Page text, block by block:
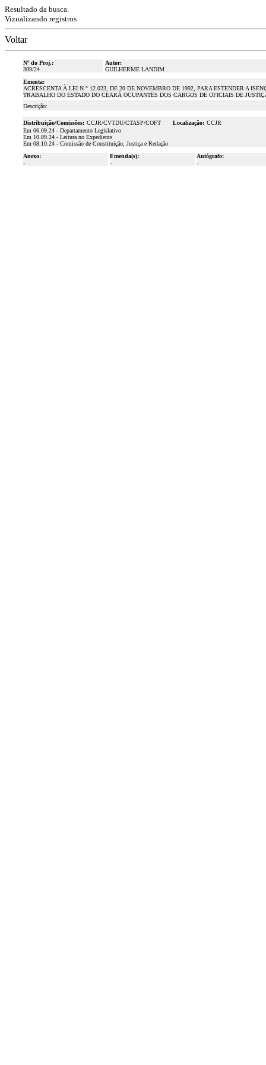
Resultado da busca.
Vizualizando registros
Voltar
Nº do Proj.:
309/24
Autor:
GUILHERME LANDIM
Ementa:
ACRESCENTA À LEI N.° 12.023, DE 20 DE NOVEMBRO DE 1992, PARA ESTENDER A
TRABALHO DO ESTADO DO CEARÁ OCUPANTES DOS CARGOS DE OFICIAIS DE
Descrição:
Distribuição/Comissões: CCJR/CVTDU/CTASP/COFT Localização: CCJR
Em 06.09.24 - Departamento Legislativo
Em 10.09.24 - Leitura no Expediente
Em 08.10.24 - Comissão de Constituição, Justiça e Redação
Anexo:
-
Emenda(s):
-
Autógrafo:
-